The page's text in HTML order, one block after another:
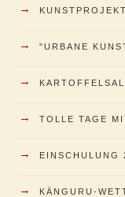
→
→ "URBANE
→
→ TOLLE TAGE
→ EINSCHULUNG
→ KÄNGURU-